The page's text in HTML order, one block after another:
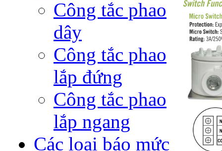
Công tắc phao
dây
Công tắc phao
lắp đứng
Công tắc phao
lắp ngang
Các loại báo mức